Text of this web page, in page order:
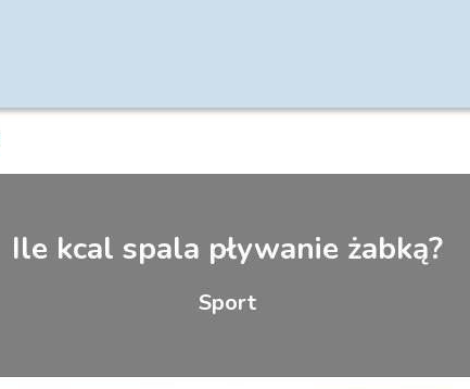
Ile kcal spala pływanie żabką?
Sport